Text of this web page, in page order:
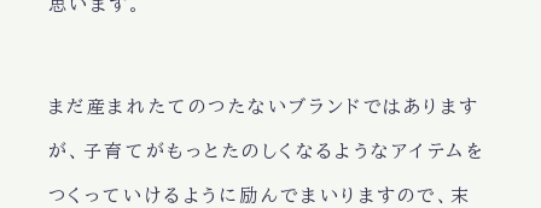
思います。
まだ産まれたてのつたないブランドではあります
が、子育てがもっとたのしくなるようなアイテムを
つくっていけるように励んでまいりますので、末